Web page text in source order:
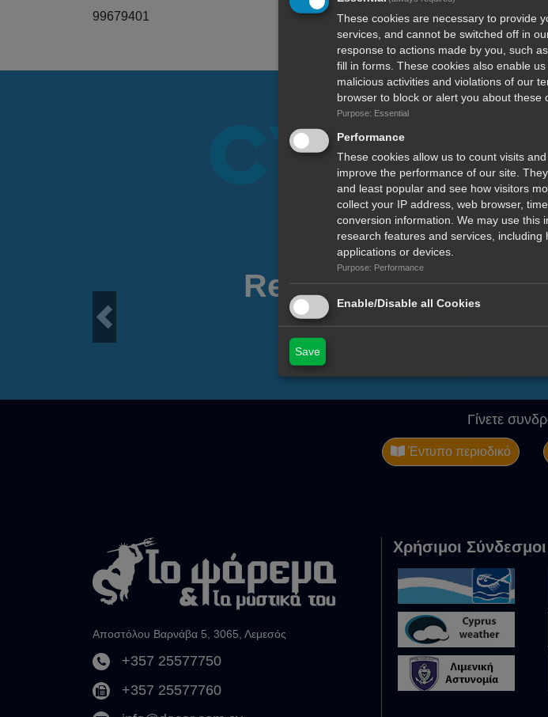
99679401
Read Your
Γίνετε
Έντυπο περιοδικό
Αποστόλου Βαρνάβα 5, 3065, Λεμεσός
+357 25577750
+357 25577760
Χρήσιμοι Σύνδεσμοι
These cookies are necessary to provide
services, and cannot be switched off in
response to actions made by you, such
fill in forms. These cookies also enable
malicious activities and violations of our
browser to block or alert you about these
Purpose: Essential
Performance
These cookies allow us to count visits
improve the performance of our site.
and least popular and see how visitors
collect your IP address, web browser,
conversion information. We may use this
research features and services,
applications or devices.
Purpose: Performance
Enable/Disable all Cookies
Save